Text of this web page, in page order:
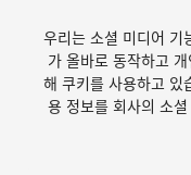
우리는 소셜 미디어 기
가 올바로 동작하고
해 쿠키를 사용하고 있
용 정보를 회사의 소